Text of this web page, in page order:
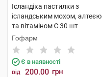
Ісландіка пастилки з
ісландським мохом, алтеєю
та вітаміном С 30 шт
Гофарм
Є в наявності
від 200.00 грн